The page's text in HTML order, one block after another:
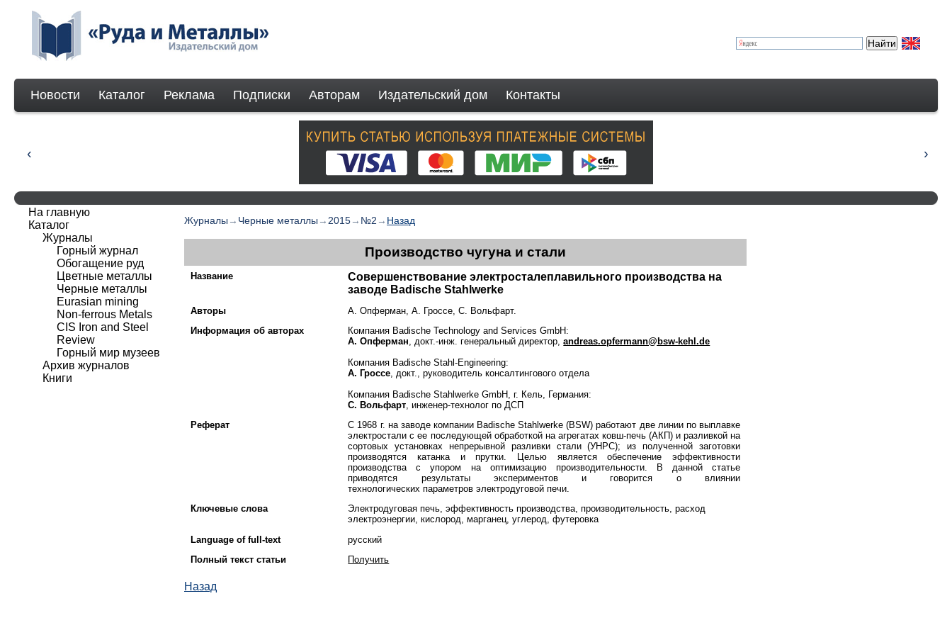
Новости Каталог Реклама Подписки Авторам Издательский дом Контакты
Журналы → Черные металлы → 2015→ №2 → Назад
Производство чугуна и стали
Название
Совершенствование электросталеплавильного производства на
заводе Badische Stahlwerke
Авторы
А. Опферман, А. Гроссе, С. Вольфарт.
Информация об авторах
Компания Badische Technology and Services GmbH:
А. Опферман , докт.-инж. генеральный директор,andreas.opfermann@bsw-kehl.de
Компания Badische Stahl-Engineering:
А. Гроссе , докт., руководитель консалтингового отдела
Компания Badische Stahlwerke GmbH, г. Кель, Германия:
С. Вольфарт , инженер-технолог по ДСП
Реферат
С 1968 г. на заводе компании Badische Stahlwerke (BSW) работают две линии по выплавке
электростали с ее последующей обработкой на агрегатах ковш-печь (АКП) и разливкой на
сортовых установках непрерывной разливки стали (УНРС); из полученной заготовки
производятся катанка и прутки. Целью является обеспечение эффективности
производства с упором на оптимизацию производительности. В данной статье
приводятся результаты экспериментов и говорится о влиянии
технологических параметров электродуговой печи.
Ключевые слова
Электродуговая печь, эффективность производства, производительность, расход
электроэнергии, кислород, марганец, углерод, футеровка
Language of full-text
русский
Полный текст статьи
Получить
Назад
На главную
Каталог
Журналы
Горный журнал
Обогащение руд
Цветные металлы
Черные металлы
Eurasian mining
Non-ferrous Мetals
CIS Iron and Steel
Review
Горный мир музеев
Архив журналов
Книги